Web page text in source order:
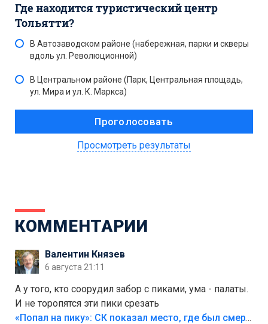
Где находится туристический центр
Тольятти?
В Автозаводском районе (набережная, парки и скверы
вдоль ул. Революционной)
В Центральном районе (Парк, Центральная площадь,
ул. Мира и ул. К. Маркса)
Просмотреть результаты
КОММЕНТАРИИ
Валентин Князев
6 августа 21:11
А у того, кто соорудил забор с пиками, ума - палаты.
И не торопятся эти пики срезать
«Попал на пику»: СК показал место, где был смертельно травмирован ребенок в Тольятти